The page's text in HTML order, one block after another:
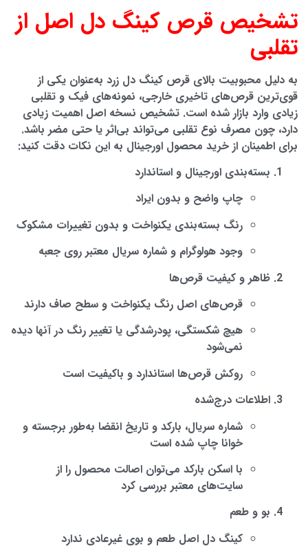
تشخیص قرص کینگ دل اصل از
تقلبی
به دلیل محبوبیت بالای قرص کینگ دل زرد به‌عنوان یکی از
قوی‌ترین قرص‌های تاخیری خارجی، نمونه‌های فیک و تقلبی
زیادی وارد بازار شده است. تشخیص نسخه اصل اهمیت زیادی
دارد، چون مصرف نوع تقلبی می‌تواند بی‌اثر یا حتی مضر باشد.
برای اطمینان از خرید محصول اورجینال به این نکات دقت کنید:
بسته‌بندی اورجینال و استاندارد
چاپ واضح و بدون ایراد
رنگ بسته‌بندی یکنواخت و بدون تغییرات مشکوک
وجود هولوگرام و شماره سریال معتبر روی جعبه
ظاهر و کیفیت قرص‌ها
قرص‌های اصل رنگ یکنواخت و سطح صاف دارند
هیچ شکستگی، پودرشدگی یا تغییر رنگ در آنها دیده
نمی‌شود
روکش قرص‌ها استاندارد و باکیفیت است
اطلاعات درج‌شده
شماره سریال، بارکد و تاریخ انقضا به‌طور برجسته و
خوانا چاپ شده است
با اسکن بارکد می‌توان اصالت محصول را از
سایت‌های معتبر بررسی کرد
بو و طعم
کینگ دل اصل طعم و بوی غیرعادی ندارد